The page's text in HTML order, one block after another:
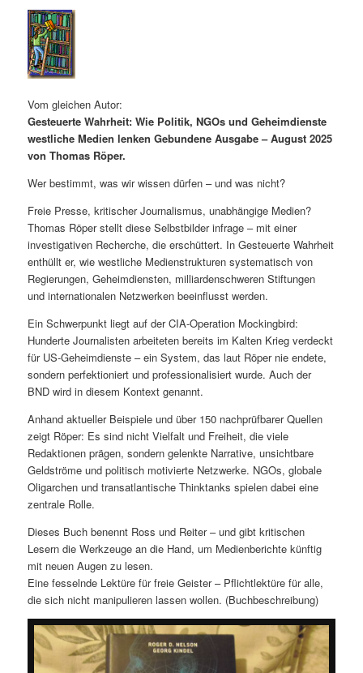
Vom gleichen Autor:
Gesteuerte Wahrheit: Wie Politik, NGOs und Geheimdienste
westliche Medien lenken Gebundene Ausgabe – August 2025
von Thomas Röper.
Wer bestimmt, was wir wissen dürfen – und was nicht?
Freie Presse, kritischer Journalismus, unabhängige Medien?
Thomas Röper stellt diese Selbstbilder infrage – mit einer
investigativen Recherche, die erschüttert. In Gesteuerte Wahrheit
enthüllt er, wie westliche Medienstrukturen systematisch von
Regierungen, Geheimdiensten, milliardenschweren Stiftungen
und internationalen Netzwerken beeinflusst werden.
Ein Schwerpunkt liegt auf der CIA-Operation Mockingbird:
Hunderte Journalisten arbeiteten bereits im Kalten Krieg verdeckt
für US-Geheimdienste – ein System, das laut Röper nie endete,
sondern perfektioniert und professionalisiert wurde. Auch der
BND wird in diesem Kontext genannt.
Anhand aktueller Beispiele und über 150 nachprüfbarer Quellen
zeigt Röper: Es sind nicht Vielfalt und Freiheit, die viele
Redaktionen prägen, sondern gelenkte Narrative, unsichtbare
Geldströme und politisch motivierte Netzwerke. NGOs, globale
Oligarchen und transatlantische Thinktanks spielen dabei eine
zentrale Rolle.
Dieses Buch benennt Ross und Reiter – und gibt kritischen
Lesern die Werkzeuge an die Hand, um Medienberichte künftig
mit neuen Augen zu lesen.
Eine fesselnde Lektüre für freie Geister – Pflichtlektüre für alle,
die sich nicht manipulieren lassen wollen. (Buchbeschreibung)